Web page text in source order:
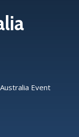
Australia Event